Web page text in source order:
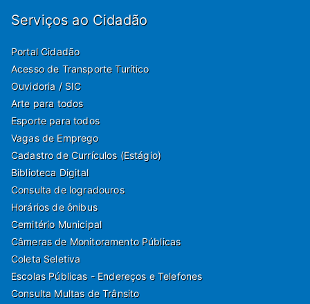
Serviços ao Cidadão
Portal Cidadão
Acesso de Transporte Turítico
Ouvidoria / SIC
Arte para todos
Esporte para todos
Vagas de Emprego
Cadastro de Currículos (Estágio)
Biblioteca Digital
Consulta de logradouros
Horários de ônibus
Cemitério Municipal
Câmeras de Monitoramento Públicas
Coleta Seletiva
Escolas Públicas - Endereços e Telefones
Consulta Multas de Trânsito